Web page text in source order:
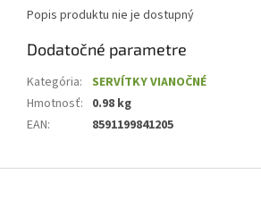
Popis produktu nie je dostupný
Dodatočné parametre
Kategória: SERVÍTKY VIANOČNÉ
Hmotnosť: 0.98 kg
EAN: 8591199841205